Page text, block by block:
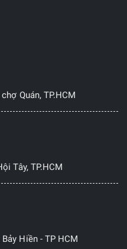
Quán, TP.HCM
Tây, TP.HCM
Hiền - TP HCM